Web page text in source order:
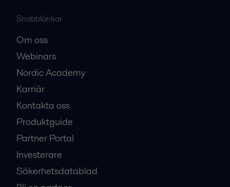
Snabblänkar
Om oss
Webinars
Nordic Academy
Karriär
Kontakta oss
Produktguide
Partner Portal
Investerare
Säkerhetsdatablad